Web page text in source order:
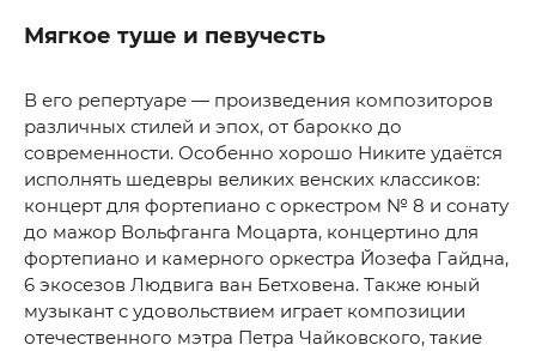
Мягкое туше и певучесть
В его репертуаре — произведения композиторов
различных стилей и эпох, от барокко до
современности. Особенно хорошо Никите удаётся
исполнять шедевры великих венских классиков:
концерт для фортепиано с оркестром № 8 и сонату
до мажор Вольфганга Моцарта, концертино для
фортепиано и камерного оркестра Йозефа Гайдна,
6 экосезов Людвига ван Бетховена. Также юный
музыкант с удовольствием играет композиции
отечественного мэтра Петра Чайковского, такие